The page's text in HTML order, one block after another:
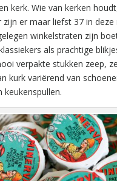
kerk. Wie van kerken
zijn er maar liefst 37 in
winkelstraten zijn
als prachtige
verpakte stukken zeep,
kurk variërend van
keukenspullen.